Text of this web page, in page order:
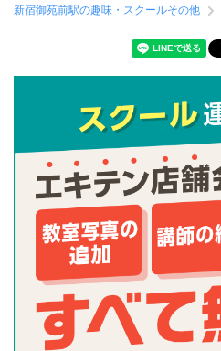
新宿御苑前駅の趣味・スクールその他